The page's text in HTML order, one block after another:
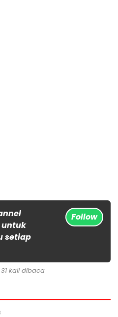
setiap
Follow
kali dibaca